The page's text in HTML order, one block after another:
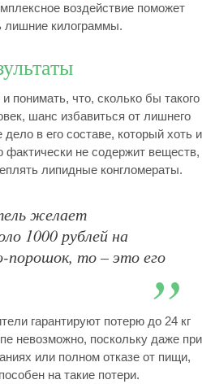
воздействие поможет
лишние килограммы.
понимать, что, сколько бы такого
шанс избавиться от лишнего
в его составе, который хоть и
фактически не содержит веществ,
липидные конгломераты.
желает
1000 рублей на
порошок, то – это его
гарантируют потерю до 24 кг
невозможно, поскольку даже при
или полном отказе от пищи,
на такие потери.